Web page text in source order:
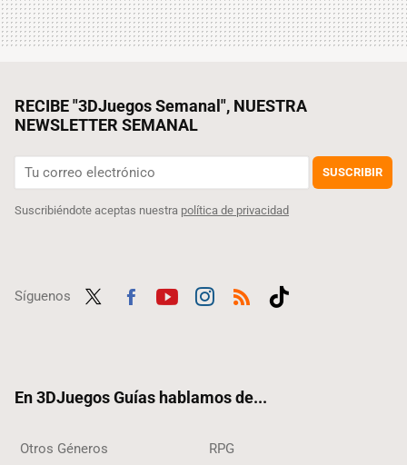
RECIBE "3DJuegos Semanal", NUESTRA
NEWSLETTER SEMANAL
SUSCRIBIR
Suscribiéndote aceptas nuestra política de privacidad
Síguenos
En 3DJuegos Guías hablamos de...
Otros Géneros RPG